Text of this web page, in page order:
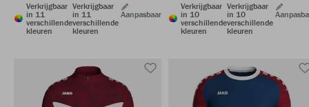
Verkrijgbaar
in 11
verschillende
kleuren
Verkrijgbaar
in 11
verschillende
kleuren
Aanpasbaar
Verkrijgbaar
in 10
verschillende
kleuren
Verkrijgbaar
in 10
verschillende
kleuren